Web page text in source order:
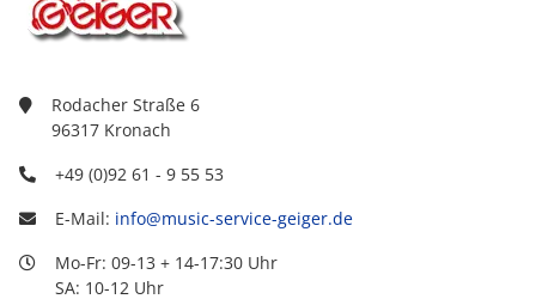
Rodacher Straße 6
96317 Kronach
+49 (0)92 61 - 9 55 53
E-Mail: info@music-service-geiger.de
Mo-Fr: 09-13 + 14-17:30 Uhr
SA: 10-12 Uhr